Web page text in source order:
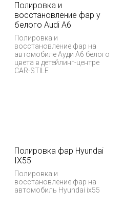
Полировка и
восстановление фар у
белого Audi А6
Полировка и
восстановление фар на
автомобиле Ауди А6 белого
цвета в детейлинг-центре
CAR-STILE
Полировка фар Hyundai
IX55
Полировка и
восстановление фар на
автомобиль Hyundai ix55